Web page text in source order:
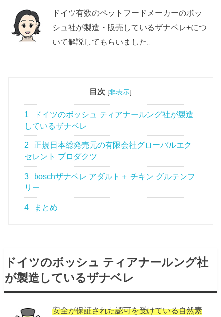
ドイツ有数のペットフードメーカーのボッ
シュ社が製造・販売しているザナベレ+につ
いて解説してもらいました。
目次 [非表示]
1
ドイツのボッシュ ティアナールング社が製造
しているザナベレ
2
正規日本総発売元の有限会社グローバルエク
セレント プロダクツ
3
boschザナベレ アダルト＋ チキン グルテンフ
リー
4 まとめ
ドイツのボッシュ ティアナールング社
が製造しているザナベレ
安全が保証された認可を受けている自然素